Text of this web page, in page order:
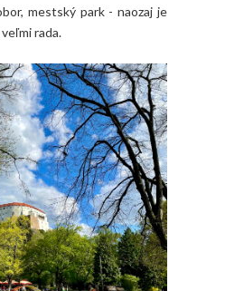
mestský park - naozaj je
rada.